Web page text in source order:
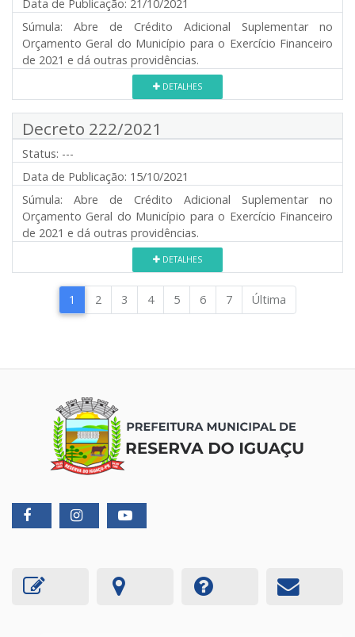
Data de Publicação: 21/10/2021
Súmula: Abre de Crédito Adicional Suplementar no
Orçamento Geral do Município para o Exercício Financeiro
de 2021 e dá outras providências.
DETALHES
Decreto 222/2021
Status: ---
Data de Publicação: 15/10/2021
Súmula: Abre de Crédito Adicional Suplementar no
Orçamento Geral do Município para o Exercício Financeiro
de 2021 e dá outras providências.
DETALHES
1 2 3 4 5 6 7 Última